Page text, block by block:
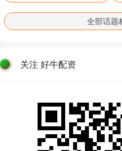
全部话题
关注 好牛配资